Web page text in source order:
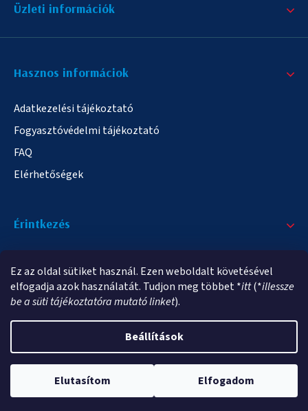
Ez az oldal sütiket használ. Ezen weboldalt követésével
elfogadja azok használatát. Tudjon meg többet *itt(*illessze
be a süti tájékoztatóra mutató linket).
Beállítások
Elutasítom Elfogadom
Üzleti információk
Hasznos informáciok
Adatkezelési tájékoztató
Fogyasztóvédelmi tájékoztató
FAQ
Elérhetőségek
Érintkezés
info@elampa.hu
Shoptet Premium készítette
elampa.hu. Minden jog fenntartva.